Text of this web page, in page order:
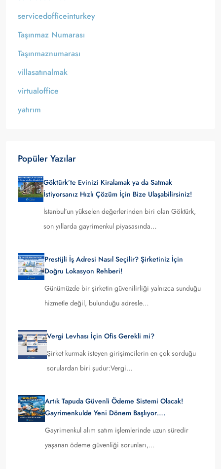
servicedofficeinturkey
Taşınmaz Numarası
Taşınmaznumarası
villasatınalmak
virtualoffice
yatırım
Popüler Yazılar
Göktürk’te Evinizi Kiralamak ya da Satmak
İstiyorsanız Hızlı Çözüm İçin Bize Ulaşabilirsiniz!
İstanbul’un yükselen değerlerinden biri olan Göktürk,
son yıllarda gayrimenkul piyasasında…
Prestijli İş Adresi Nasıl Seçilir? Şirketiniz İçin
Doğru Lokasyon Rehberi!
Günümüzde bir şirketin güvenilirliği yalnızca sunduğu
hizmetle değil, bulunduğu adresle…
Vergi Levhası İçin Ofis Gerekli mi?
Şirket kurmak isteyen girişimcilerin en çok sorduğu
sorulardan biri şudur:Vergi…
Artık Tapuda Güvenli Ödeme Sistemi Olacak!
Gayrimenkulde Yeni Dönem Başlıyor….
Gayrimenkul alım satım işlemlerinde uzun süredir
yaşanan ödeme güvenliği sorunları,…